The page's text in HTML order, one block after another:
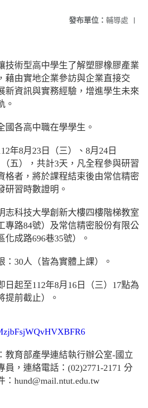
發布單位： 輔導處 |
技術型高中學生了解塑膠橡膠產業
藉由實地企業參訪與企業直接交
新資訊與實務經驗，增進學生未來
。
國各高中職在學學生。
年8月23日（三）、8月24日
（五），共計3天，凡全程參與研習
格者，將於課程結束後由常信精密
研習時數證明。
志科技大學創新大樓四樓階梯教室
專路84號）及常信精密股份有限公
化成路696巷35號）。
：30人（皆為實體上課）。
日起至112年8月16日（三）17點為
提前截止）。
教育部產學連結執行辦公室-國立
員，連絡電話：(02)2771-2171 分
：hund@mail.ntut.edu.tw